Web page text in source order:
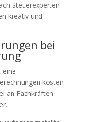
Steuerexperten
kreativ und
bei
eine
kosten
an Fachkräften